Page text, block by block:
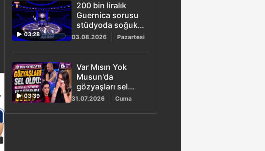
03:28
200 bin liralık
Guernica sorusu
stüdyoda soğuk
rüzgarlar estirdi
03.08.2026 Pazartesi
03:39
Var Mısın Yok
Musun'da
gözyaşları sel
oldu: Eda vefat
eden babasını
hatırlayınca ağladı
31.07.2026 Cuma